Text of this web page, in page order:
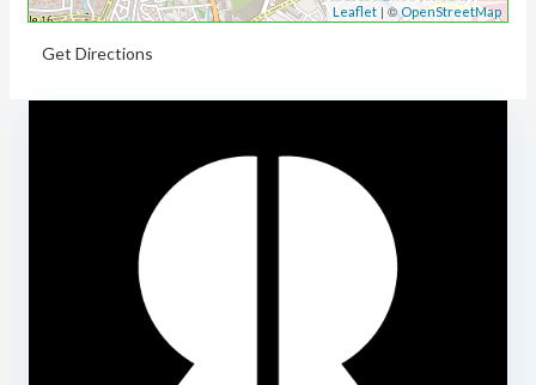
Leaflet | ©OpenStreetMap
Get Directions